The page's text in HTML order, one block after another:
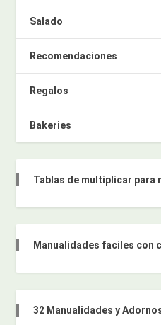
Salado
Recomendaciones
Regalos
Bakeries
Tablas de multiplicar para
Manualidades faciles con
32 Manualidades y